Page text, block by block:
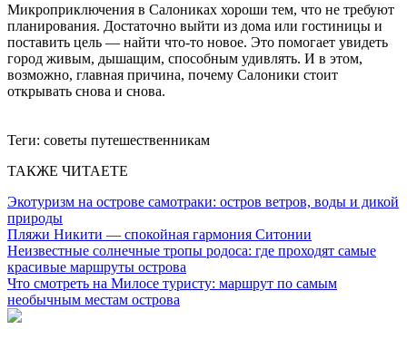
Микроприключения в Салониках хороши тем, что не требуют
планирования. Достаточно выйти из дома или гостиницы и
поставить цель — найти что-то новое. Это помогает увидеть
город живым, дышащим, способным удивлять. И в этом,
возможно, главная причина, почему Салоники стоит
открывать снова и снова.
Теги: советы путешественникам
ТАКЖЕ ЧИТАЕТЕ
Экотуризм на острове самотраки: остров ветров, воды и дикой
природы
Пляжи Никити — спокойная гармония Ситонии
Неизвестные солнечные тропы родоса: где проходят самые
красивые маршруты острова
Что смотреть на Милосе туристу: маршрут по самым
необычным местам острова